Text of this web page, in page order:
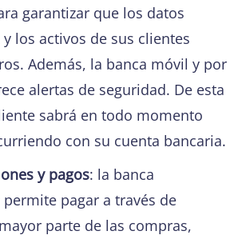
garantizar que los datos
los activos de sus clientes
Además, la banca móvil y por
alertas de seguridad. De esta
sabrá en todo momento
con su cuenta bancaria.
y pagos: la banca
pagar a través de
parte de las compras,